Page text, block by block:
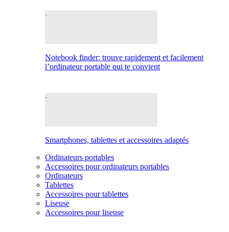
Notebook finder: trouve rapidement et facilement
l’ordinateur portable qui te convient
Smartphones, tablettes et accessoires adaptés
Ordinateurs portables
Accessoires pour ordinateurs portables
Ordinateurs
Tablettes
Accessoires pour tablettes
Liseuse
Accessoires pour liseuse